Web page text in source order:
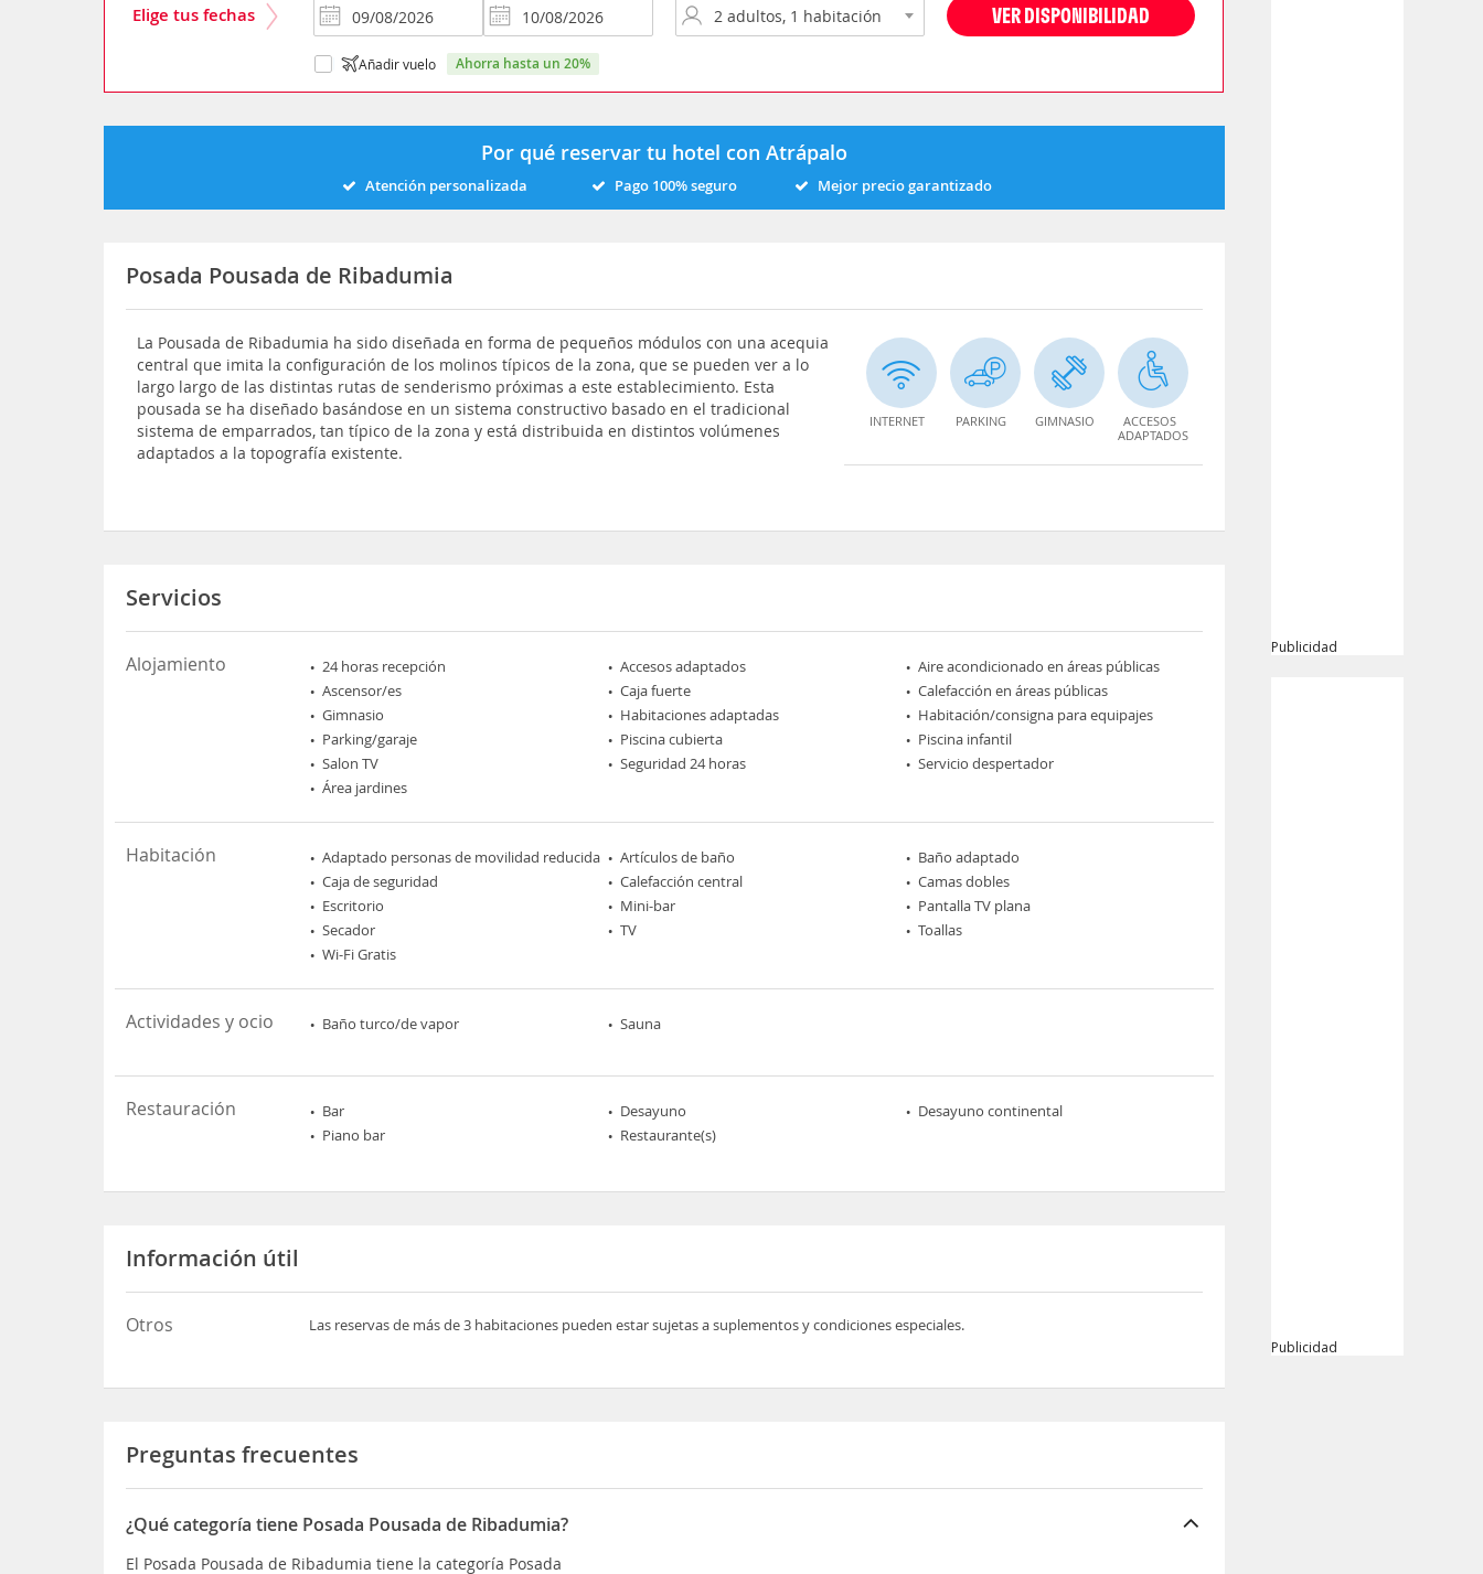
Elige tus fechas VER DISPONIBILIDAD
Añadir vuelo ahorra hasta un 20%
Por qué reservar tu hotel con Atrápalo
Atención personalizada Pago 100% seguro Mejor precio garantizado
Posada Pousada de Ribadumia
La Pousada de Ribadumia ha sido diseñada en forma de pequeños módulos con una acequia
central que imita la configuración de los molinos típicos de la zona, que se pueden ver a lo
largo largo de las distintas rutas de senderismo próximas a este establecimiento. Esta
pousada se ha diseñado basándose en un sistema constructivo basado en el tradicional
sistema de emparrados, tan típico de la zona y está distribuida en distintos volúmenes
adaptados a la topografía existente.
INTERNET PARKING GIMNASIO
ACCESOS
ADAPTADOS
Servicios
Alojamiento 24 horas recepción Accesos adaptados
Aire acondicionado en áreas públicas
Ascensor/es
Caja fuerte
Calefacción en áreas públicas
Gimnasio
Habitaciones adaptadas
Habitación/consigna para equipajes
Parking/garaje
Piscina cubierta
Piscina infantil
Salon TV
Seguridad 24 horas
Servicio despertador
Área jardines
Habitación Adaptado personas de movilidad reducida Artículos de baño
Baño adaptado
Caja de seguridad
Calefacción central
Camas dobles
Escritorio
Mini-bar
Pantalla TV plana
Secador
TV
Toallas
Wi-Fi Gratis
Actividades y ocio Baño turco/de vapor Sauna
Restauración Bar Desayuno
Desayuno continental
Piano bar
Restaurante(s)
Información útil
Otros Las reservas de más de 3 habitaciones pueden estar sujetas a suplementos y condiciones especiales.
Preguntas frecuentes
¿Qué categoría tiene Posada Pousada de Ribadumia?
El Posada Pousada de Ribadumia tiene la categoría Posada
Publicidad
Publicidad